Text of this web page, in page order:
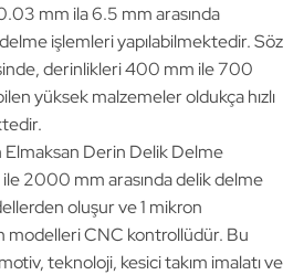
mm ila 6.5 mm arasında
işlemleri yapılabilmektedir. Söz
derinlikleri 400 mm ile 700
yüksek malzemeler oldukça hızlı
Derin Delik Delme
2000 mm arasında delik delme
oluşur ve 1 mikron
modelleri CNC kontrollüdür. Bu
teknoloji, kesici takım imalatı ve